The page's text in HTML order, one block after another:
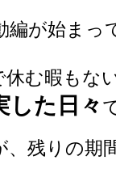
編が始まっ
む暇もな
した日々
残りの期